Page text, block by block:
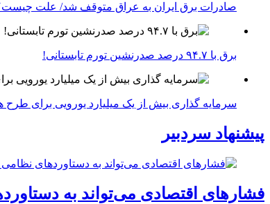
صادرات برق ایران به عراق متوقف شد/ علت
برق با ۹۴.۷ درصد صدرنشین تورم تابستانی!
سرمایه گذاری بیش از یک میلیارد یورویی برای طرح
پیشنهاد سردبیر
فشارهای اقتصادی می‌تواند به